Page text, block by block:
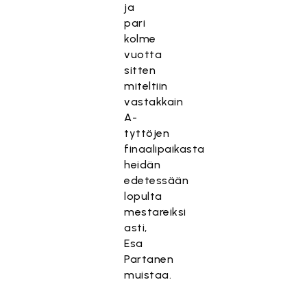
ja
pari
kolme
vuotta
sitten
miteltiin
vastakkain
A-
tyttöjen
finaalipaikasta
heidän
edetessään
lopulta
mestareiksi
asti,
Esa
Partanen
muistaa.